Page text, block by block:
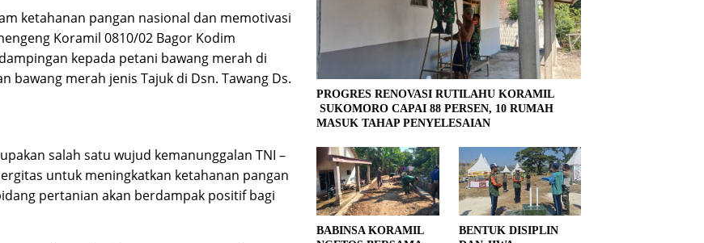
ketahanan pangan nasional dan memotivasi
Koramil 0810/02 Bagor Kodim
kepada petani bawang merah di
bawang merah jenis Tajuk di Dsn. Tawang Ds.
salah satu wujud kemanunggalan TNI –
untuk meningkatkan ketahanan pangan
pertanian akan berdampak positif bagi
PROGRES RENOVASI RUTILAHU KORAMIL
SUKOMORO CAPAI 88 PERSEN, 10 RUMAH
MASUK TAHAP PENYELESAIAN
BABINSA KORAMIL
BENTUK DISIPLIN